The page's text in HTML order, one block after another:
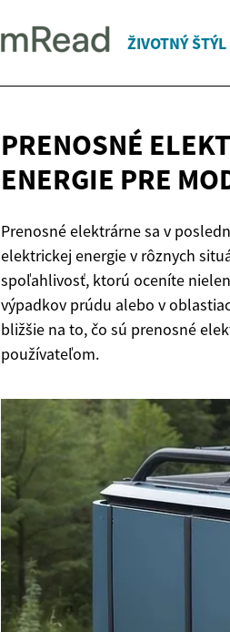
ŽIVOTNÝ ŠTÝL
PRENOSNÉ
ENERGIE PRE
Prenosné elektrárne sa v
elektrickej energie v rôznych
spoľahlivosť, ktorú oceníte
výpadkov prúdu alebo v
bližšie na to, čo sú prenosné
používateľom.